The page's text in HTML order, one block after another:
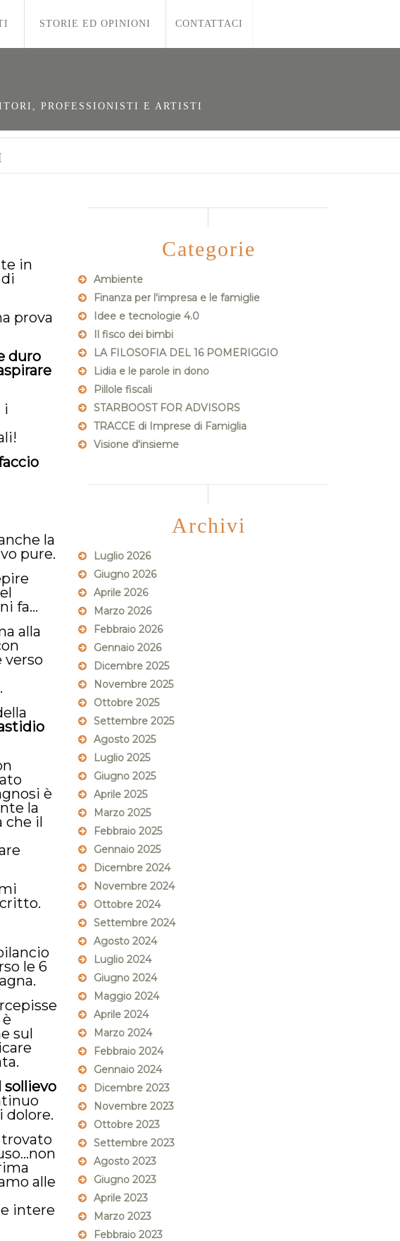
STORIE ED OPINIONI CONTATTACI
PROFESSIONISTI E ARTISTI
in
prova
duro
i
la
pure.
fa…
alla
verso
è
la
che il
le 6
sul
sollievo
dolore.
trovato
alle
intere
Categorie
Ambiente
Finanza per l'impresa e le famiglie
Idee e tecnologie 4.0
Il fisco dei bimbi
LA FILOSOFIA DEL 16 POMERIGGIO
Lidia e le parole in dono
Pillole fiscali
STARBOOST FOR ADVISORS
TRACCE di Imprese di Famiglia
Visione d'insieme
Archivi
Luglio 2026
Giugno 2026
Aprile 2026
Marzo 2026
Febbraio 2026
Gennaio 2026
Dicembre 2025
Novembre 2025
Ottobre 2025
Settembre 2025
Agosto 2025
Luglio 2025
Giugno 2025
Aprile 2025
Marzo 2025
Febbraio 2025
Gennaio 2025
Dicembre 2024
Novembre 2024
Ottobre 2024
Settembre 2024
Agosto 2024
Luglio 2024
Giugno 2024
Maggio 2024
Aprile 2024
Marzo 2024
Febbraio 2024
Gennaio 2024
Dicembre 2023
Novembre 2023
Ottobre 2023
Settembre 2023
Agosto 2023
Giugno 2023
Aprile 2023
Marzo 2023
Febbraio 2023